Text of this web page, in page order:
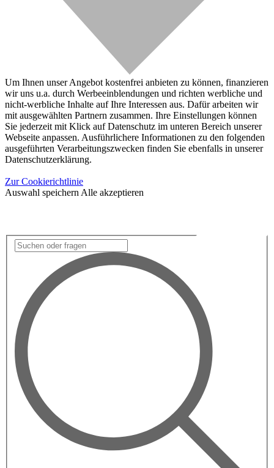
Um Ihnen unser Angebot kostenfrei anbieten zu können, finanzieren
wir uns u.a. durch Werbeeinblendungen und richten werbliche und
nicht-werbliche Inhalte auf Ihre Interessen aus. Dafür arbeiten wir
mit ausgewählten Partnern zusammen. Ihre Einstellungen können
Sie jederzeit mit Klick auf Datenschutz im unteren Bereich unserer
Webseite anpassen. Ausführlichere Informationen zu den folgenden
ausgeführten Verarbeitungszwecken finden Sie ebenfalls in unserer
Datenschutzerklärung.
Zur Cookierichtlinie
Auswahl speichern Alle akzeptieren